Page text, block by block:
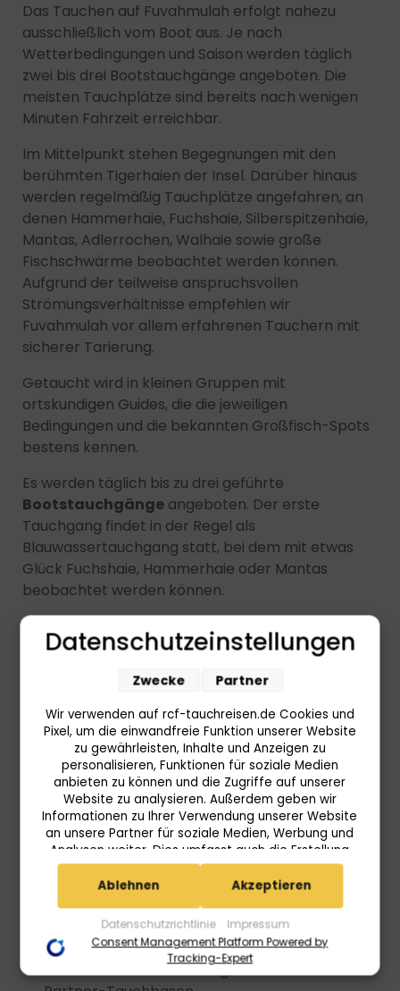
Das Tauchen auf Fuvahmulah erfolgt nahezu
ausschließlich vom Boot aus. Je nach
Wetterbedingungen und Saison werden täglich
zwei bis drei Bootstauchgänge angeboten. Die
meisten Tauchplätze sind bereits nach wenigen
Minuten Fahrzeit erreichbar.
Im Mittelpunkt stehen Begegnungen mit den
berühmten Tigerhaien der Insel. Darüber hinaus
werden regelmäßig Tauchplätze angefahren, an
denen Hammerhaie, Fuchshaie, Silberspitzenhaie,
Mantas, Adlerrochen, Walhaie sowie große
Fischschwärme beobachtet werden können.
Aufgrund der teilweise anspruchsvollen
Strömungsverhältnisse empfehlen wir
Fuvahmulah vor allem erfahrenen Tauchern mit
sicherer Tarierung.
Getaucht wird in kleinen Gruppen mit
ortskundigen Guides, die die jeweiligen
Bedingungen und die bekannten Großfisch-Spots
bestens kennen.
Es werden täglich bis zu drei geführte
Bootstauchgänge angeboten. Der erste
Tauchgang findet in der Regel als
Blauwassertauchgang statt, bei dem mit etwas
Glück Fuchshaie, Hammerhaie oder Mantas
beobachtet werden können.
Der berühmte
Tigerhaitauchgang
entweder als zweiter oder dritter Tauchgang und
Nähe in ihrer natürlichen Umgebung zu
beobachten. Insgesamt stehen rund 18
Tauchplätze rund um Fuvahmulah zur Verfügung,
die abhängig von Wetterbedingungen und
Erfahrung der Taucher ausgewählt werden.
Aufgrund der exponierten Lage der Insel und der
teilweise starken Strömungen richtet sich das
Tauchangebot vor allem an erfahrene Taucher.
💬 Tauchinfo
Zusammenarbeit mit ausgewählten lokalen
Datenschutzeinstellungen
Wir verwenden auf rcf-tauchreisen.de Cookies und
Pixel, um die einwandfreie Funktion unserer Website
zu gewährleisten, Inhalte und Anzeigen zu
personalisieren, Funktionen für soziale Medien
anbieten zu können und die Zugriffe auf unserer
Website zu analysieren. Außerdem geben wir
Informationen zu Ihrer Verwendung unserer Website
an unsere Partner für soziale Medien, Werbung und
Analysen weiter. Dies umfasst auch die Erstellung
pseudonymer Nutzungsprofile. Unsere Partner
(Userlike Google Advertising Products) führen diese
zusammen, die Sie ihnen bereitgestellt haben (bspw.
anhand eines persönlichen Accounts) oder welche
sie im Rahmen Ihrer Nutzung der Dienste gesammelt
haben (bspw. Nutzungsdaten anderer Geräte). Ihre
Einwilligung zur Nutzung von Cookies und Pixeln
Datenschutzrichtlinie Impressum
Zwecke Partner
Ablehnen Akzeptieren
Consent Management Platform Powered by
Tracking-Expert